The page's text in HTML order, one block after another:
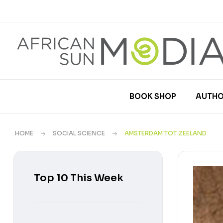
BOOK SHOP
HOME SOCIAL SCIENCE AMSTERDAM TOT ZEELAND
Top 10 This Week